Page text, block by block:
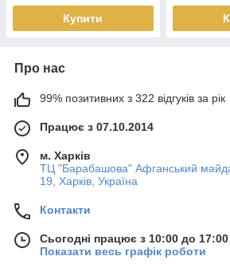
Купити
Про нас
99% позитивних з 322 відгуків за рік
Працює з 07.10.2014
м. Харків
ТЦ "Барабашова" Афганський
19, Харків, Україна
Контакти
Сьогодні працює з 10:00 до 17:00
Показати весь графік роботи